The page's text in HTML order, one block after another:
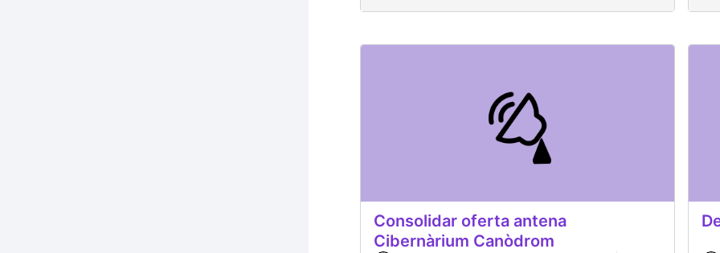
Consolidar oferta antena
Cibernàrium Canòdrom